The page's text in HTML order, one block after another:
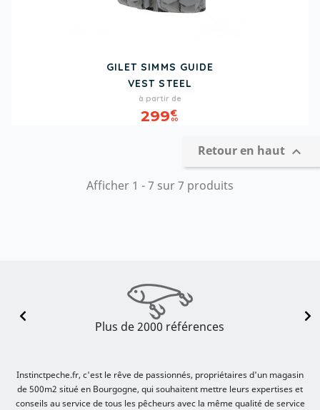
GILET SIMMS GUIDE
VEST STEEL
Prix
à partir de
299€
00
Retour en haut 
Afficher 1 - 7 sur 7 produits
Plus de 2000 références
Instinctpeche.fr, c'est le rêve de passionnés, propriétaires d'un magasin
de 500m2 situé en Bourgogne, qui souhaitent mettre leurs expertises et
conseils au service de tous les pêcheurs avec la même qualité de service